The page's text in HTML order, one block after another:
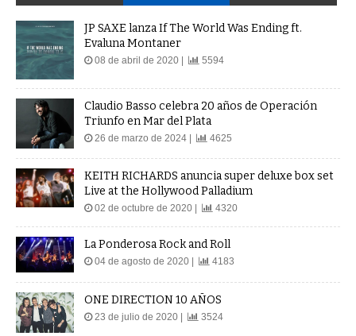
JP SAXE lanza If The World Was Ending ft.
Evaluna Montaner
08 de abril de 2020 | 5594
Claudio Basso celebra 20 años de Operación
Triunfo en Mar del Plata
26 de marzo de 2024 | 4625
KEITH RICHARDS anuncia super deluxe box set
Live at the Hollywood Palladium
02 de octubre de 2020 | 4320
La Ponderosa Rock and Roll
04 de agosto de 2020 | 4183
ONE DIRECTION 10 AÑOS
23 de julio de 2020 | 3524